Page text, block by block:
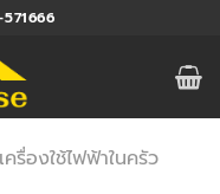
เครื่องใช้ไฟฟ้าในครัว